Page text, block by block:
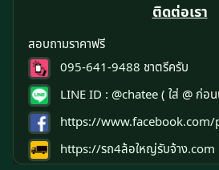
ติดต่อเรา
สอบถามราคาฟรี
095-641-9488 ชาตรีครับ
LINE ID : @chatee( ใส่ @ ก่อ
https://www.facebook.com/
https://รถ4ล้อใหญ่รับจ้าง.com